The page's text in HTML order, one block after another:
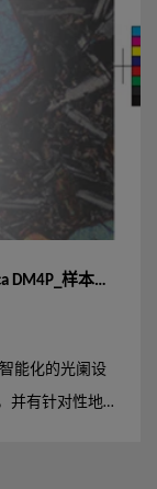
免费下载《徕卡偏光显微镜产品资料_Leica DM4P_样本、参数、价格、案例、用户手册等》
智能化的光阑设
并有针对性地设
。你可以专心的